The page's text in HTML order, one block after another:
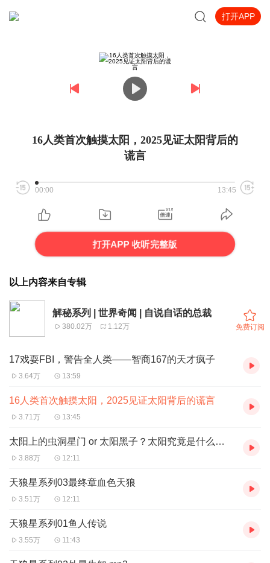
打开APP
16人类首次触摸太阳，2025见证太阳背后的
谎言
00:00 13:45
打开APP 收听完整版
以上内容来自专辑
解秘系列 | 世界奇闻 | 自说自话的总裁
380.02万 1.12万 免费订阅
17戏耍FBI，警告全人类——智商167的天才疯子
3.64万 13:59
16人类首次触摸太阳，2025见证太阳背后的谎言
3.71万 13:45
太阳上的虫洞星门 or 太阳黑子？太阳究竟是什么？ | 自说自话的总裁
3.88万 12:11
天狼星系列03最终章血色天狼
3.51万 12:11
天狼星系列01鱼人传说
3.55万 11:43